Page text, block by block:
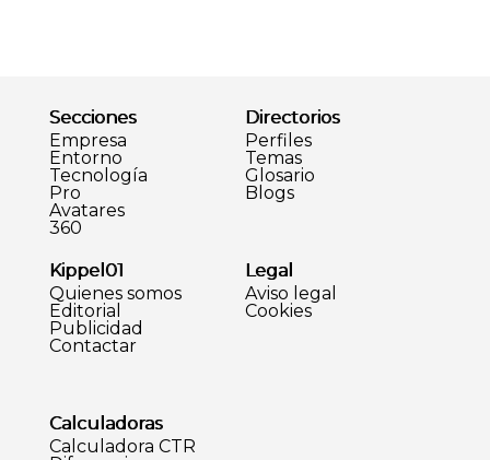
Secciones
Empresa
Entorno
Tecnología
Pro
Avatares
360
Directorios
Perfiles
Temas
Glosario
Blogs
Kippel01
Quienes somos
Editorial
Publicidad
Contactar
Legal
Aviso legal
Cookies
Calculadoras
Calculadora CTR